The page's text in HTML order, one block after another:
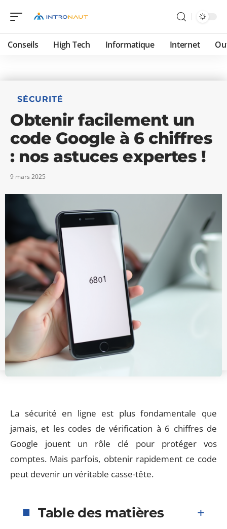
Conseils High Tech Informatique Internet
SÉCURITÉ
Obtenir facilement un
code Google à 6 chiffres
: nos astuces expertes !
9 mars 2025
La sécurité en ligne est plus fondamentale que
jamais, et les codes de vérification à 6 chiffres de
Google jouent un rôle clé pour protéger vos
comptes. Mais parfois, obtenir rapidement ce code
peut devenir un véritable casse-tête.
Table des matières